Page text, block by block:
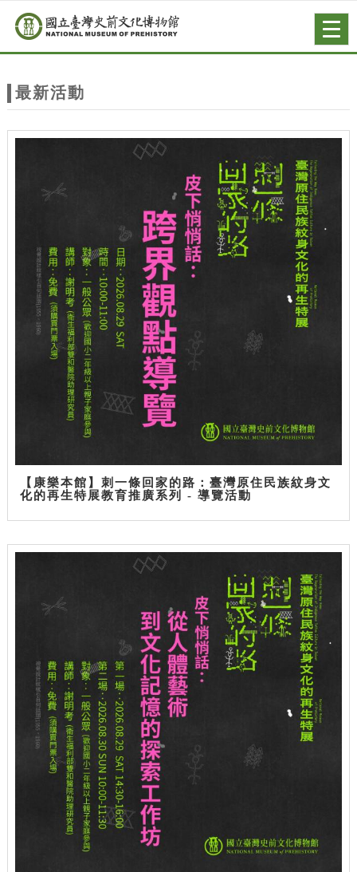
站
主
跳到主要內容
網站導覽
最新活動
【康樂本館】刺一條回家的路：臺灣原住民族紋身文
化的再生特展教育推廣系列 - 導覽活動